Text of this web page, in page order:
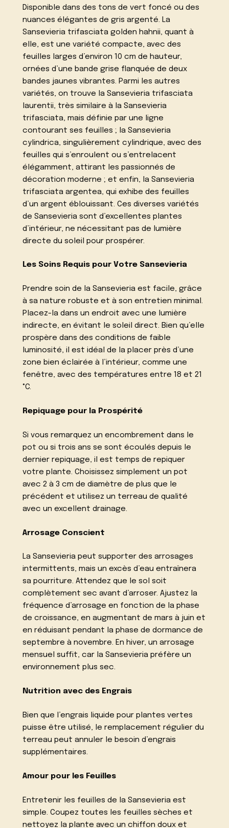
Disponible dans des tons de vert foncé ou des
nuances élégantes de gris argenté. La
Sansevieria trifasciata golden hahnii, quant à
elle, est une variété compacte, avec des
feuilles larges d’environ 10 cm de hauteur,
ornées d’une bande grise flanquée de deux
bandes jaunes vibrantes. Parmi les autres
variétés, on trouve la Sansevieria trifasciata
laurentii, très similaire à la Sansevieria
trifasciata, mais définie par une ligne
contourant ses feuilles ; la Sansevieria
cylindrica, singulièrement cylindrique, avec des
feuilles qui s’enroulent ou s’entrelacent
élégamment, attirant les passionnés de
décoration moderne ; et enfin, la Sansevieria
trifasciata argentea, qui exhibe des feuilles
d’un argent éblouissant. Ces diverses variétés
de Sansevieria sont d’excellentes plantes
d’intérieur, ne nécessitant pas de lumière
directe du soleil pour prospérer.
Les Soins Requis pour Votre Sansevieria
Prendre soin de la Sansevieria est facile, grâce
à sa nature robuste et à son entretien minimal.
Placez-la dans un endroit avec une lumière
indirecte, en évitant le soleil direct. Bien qu’elle
prospère dans des conditions de faible
luminosité, il est idéal de la placer près d’une
zone bien éclairée à l’intérieur, comme une
fenêtre, avec des températures entre 18 et 21
°C.
Repiquage pour la Prospérité
Si vous remarquez un encombrement dans le
pot ou si trois ans se sont écoulés depuis le
dernier repiquage, il est temps de repiquer
votre plante. Choisissez simplement un pot
avec 2 à 3 cm de diamètre de plus que le
précédent et utilisez un terreau de qualité
avec un excellent drainage.
Arrosage Conscient
La Sansevieria peut supporter des arrosages
intermittents, mais un excès d’eau entraînera
sa pourriture. Attendez que le sol soit
complètement sec avant d’arroser. Ajustez la
fréquence d’arrosage en fonction de la phase
de croissance, en augmentant de mars à juin et
en réduisant pendant la phase de dormance de
septembre à novembre. En hiver, un arrosage
mensuel suffit, car la Sansevieria préfère un
environnement plus sec.
Nutrition avec des Engrais
Bien que l’engrais liquide pour plantes vertes
puisse être utilisé, le remplacement régulier du
terreau peut annuler le besoin d’engrais
supplémentaires.
Amour pour les Feuilles
Entretenir les feuilles de la Sansevieria est
simple. Coupez toutes les feuilles sèches et
nettoyez la plante avec un chiffon doux et